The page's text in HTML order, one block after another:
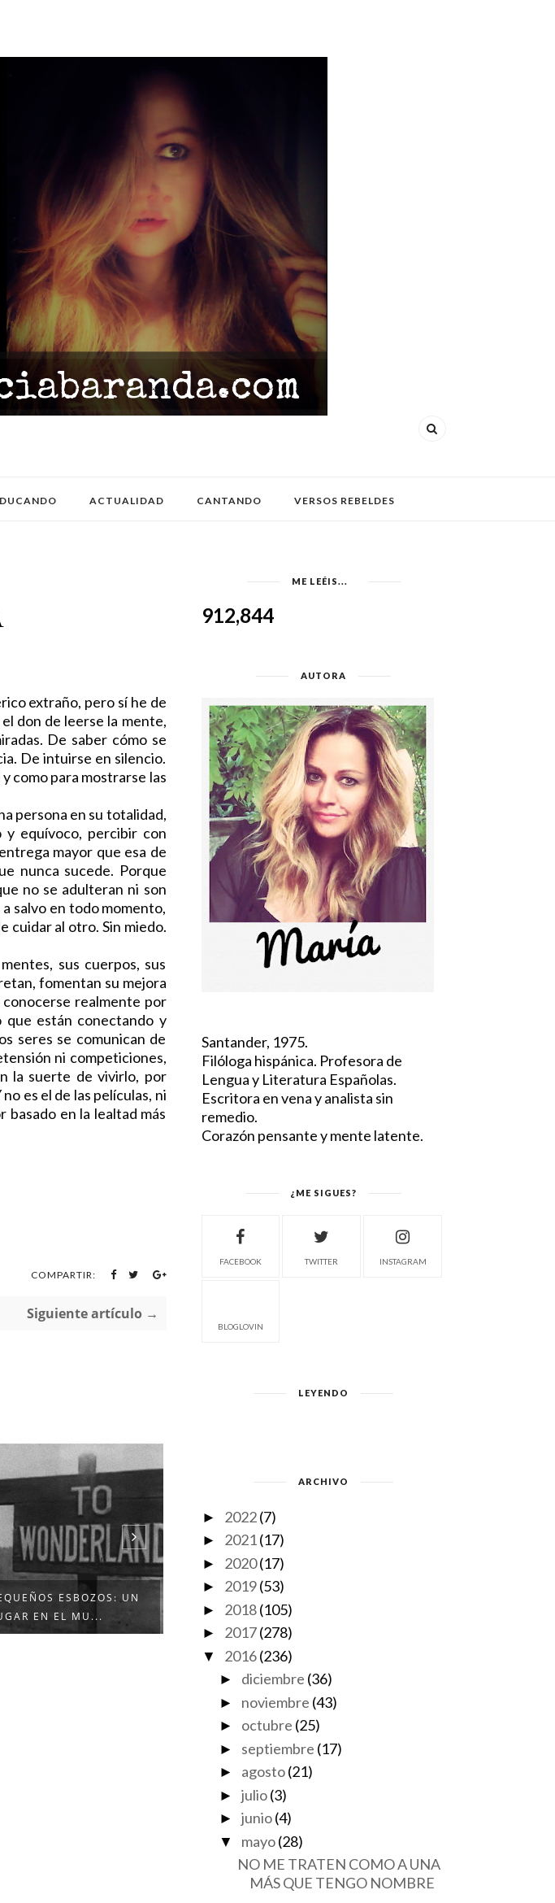
ACTUALIDAD CANTANDO VERSOS REBELDES
extraño, pero sí he de
don de leerse la mente,
De saber cómo se
De intuirse en silencio.
como para mostrarse las
persona en su totalidad,
equívoco, percibir con
mayor que esa de
nunca sucede. Porque
no se adulteran ni son
salvo en todo momento,
cuidar al otro. Sin miedo.
sus cuerpos, sus
fomentan su mejora
conocerse realmente por
que están conectando y
seres se comunican de
ni competiciones,
la suerte de vivirlo, por
es el de las películas, ni
basado en la lealtad más
COMPARTIR:
Siguiente artículo →
ESBOZOS: UN
EN EL MU...
ADIÓS A LAS ARMAS
ME LEÉIS...
912,844
AUTORA
Santander, 1975.
Filóloga hispánica. Profesora de
Lengua y Literatura Españolas.
Escritora en vena y analista sin
remedio.
Corazón pensante y mente latente.
¿ME SIGUES?
FACEBOOK TWITTER INSTAGRAM
BLOGLOVIN
LEYENDO
ARCHIVO
► 2022 (7)
► 2021 (17)
► 2020 (17)
► 2019 (53)
► 2018 (105)
► 2017 (278)
▼ 2016 (236)
► diciembre (36)
► noviembre (43)
► octubre (25)
► septiembre (17)
► agosto(21)
►julio(3)
►junio(4)
▼ mayo(28)
NO ME TRATEN COMO A UNA
MÁS QUE TENGO NOMBRE